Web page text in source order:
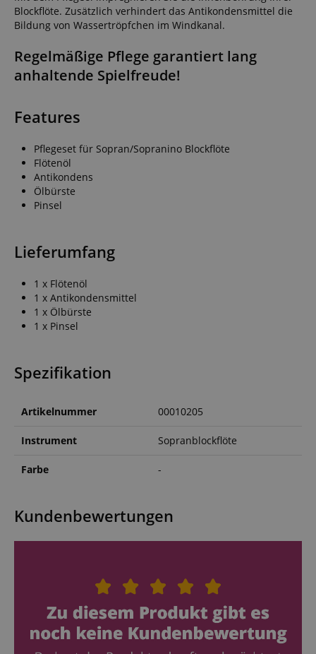
Blockflöte. Zusätzlich verhindert das Antikondensmittel die
Bildung von Wassertröpfchen im Windkanal.
Regelmäßige Pflege garantiert lang
anhaltende Spielfreude!
Features
Pflegeset für Sopran/Sopranino Blockflöte
Flötenöl
Antikondens
Ölbürste
Pinsel
Lieferumfang
1 x Flötenöl
1 x Antikondensmittel
1 x Ölbürste
1 x Pinsel
Spezifikation
Artikelnummer 00010205
Instrument Sopranblockflöte
Farbe -
Kundenbewertungen